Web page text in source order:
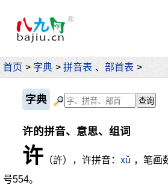
首页 > 字典 > 拼音表 、 部首表 >
字典
许的拼音、意思、组词
许 （許），许拼音： xǔ ，笔画
号554。